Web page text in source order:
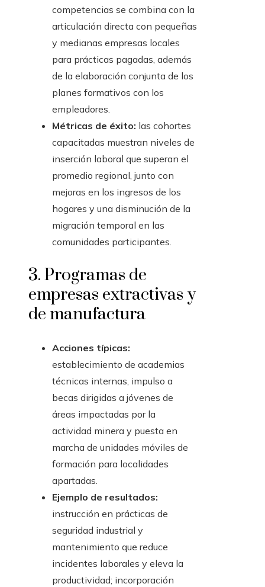
competencias se combina con la
articulación directa con pequeñas
y medianas empresas locales
para prácticas pagadas, además
de la elaboración conjunta de los
planes formativos con los
empleadores.
Métricas de éxito: las cohortes
capacitadas muestran niveles de
inserción laboral que superan el
promedio regional, junto con
mejoras en los ingresos de los
hogares y una disminución de la
migración temporal en las
comunidades participantes.
3. Programas de
empresas extractivas y
de manufactura
Acciones típicas:
establecimiento de academias
técnicas internas, impulso a
becas dirigidas a jóvenes de
áreas impactadas por la
actividad minera y puesta en
marcha de unidades móviles de
formación para localidades
apartadas.
Ejemplo de resultados:
instrucción en prácticas de
seguridad industrial y
mantenimiento que reduce
incidentes laborales y eleva la
productividad; incorporación